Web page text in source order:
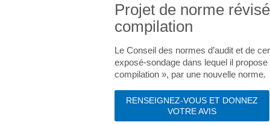
Projet de norme
compilation
Le Conseil des normes d’audit et de
exposé-sondage dans lequel il
compilation », par une nouvelle norme.
RENSEIGNEZ-VOUS ET DONNEZ
VOTRE AVIS